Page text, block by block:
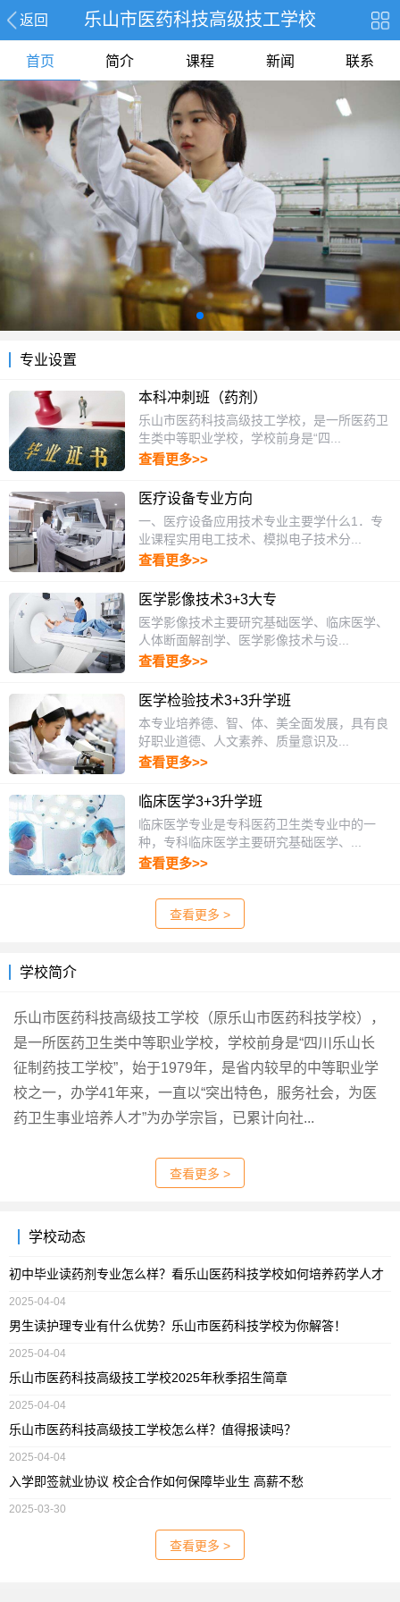
返回 乐山市医药科技高级技工学校
首页 简介 课程 新闻 联系
专业设置
本科冲刺班（药剂）
乐山市医药科技高级技工学校，是一所医药卫
生类中等职业学校，学校前身是“四...
查看更多>>
医疗设备专业方向
一、医疗设备应用技术专业主要学什么1．专
业课程实用电工技术、模拟电子技术分...
查看更多>>
医学影像技术3+3大专
医学影像技术主要研究基础医学、临床医学、
人体断面解剖学、医学影像技术与设...
查看更多>>
医学检验技术3+3升学班
本专业培养德、智、体、美全面发展，具有良
好职业道德、人文素养、质量意识及...
查看更多>>
临床医学3+3升学班
临床医学专业是专科医药卫生类专业中的一
种，专科临床医学主要研究基础医学、...
查看更多>>
查看更多 >
学校简介
乐山市医药科技高级技工学校（原乐山市医药科技学校），
是一所医药卫生类中等职业学校，学校前身是“四川乐山长
征制药技工学校”，始于1979年，是省内较早的中等职业学
校之一，办学41年来，一直以“突出特色，服务社会，为医
药卫生事业培养人才”为办学宗旨，已累计向社...
查看更多 >
学校动态
初中毕业读药剂专业怎么样？看乐山医药科技学校如何培养药学人才
2025-04-04
男生读护理专业有什么优势？乐山市医药科技学校为你解答！
2025-04-04
乐山市医药科技高级技工学校2025年秋季招生简章
2025-04-04
乐山市医药科技高级技工学校怎么样？值得报读吗？
2025-04-04
入学即签就业协议 校企合作如何保障毕业生 高薪不愁
2025-03-30
查看更多 >